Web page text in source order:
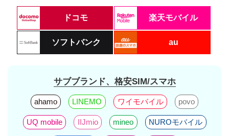
ドコモ 楽天モバイル
ソフトバンク au
サブブランド、格安SIM/スマホ
ahamo LINEMO ワイモバイル povo
UQ mobile IIJmio mineo NUROモバイル